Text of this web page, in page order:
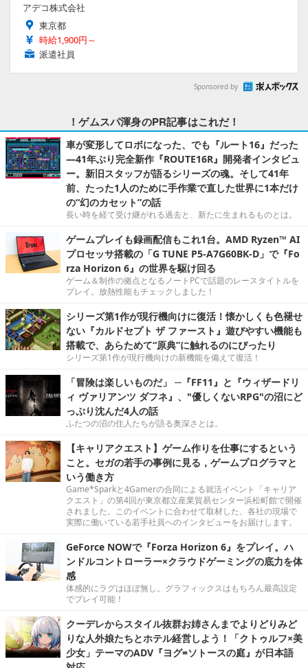
アデコ株式会社
東京都
時給1,900円～
派遣社員
Sponsored by
！ゲムスパ渾身のPR記事はこれだ！
車が変形してロボになった、でも『ルート16』だった
―41年ぶり完全新作『ROUTE16R』開発者インタビュ
ー。新旧スタッフが語るシリーズの魂。そして41年
前、たった1人のために手作業で直した世界に1本だけ
の“幻のカセット”の話
長い時を経て受け継がれる過去と、新たに生まれるものとは。
ゲームプレイも録画配信もこれ1台。AMD Ryzen™ AI
プロセッサ搭載の「G TUNE P5-A7G60BK-D」で『Fo
rza Horizon 6』の世界を駆け回る
ゲーム＆制作の拠点となるノートPCで話題のレースタイトルを
プレイ。放熱性能もチェックしました！
シリーズ第1作が現行機向けに復活！懐かしくも色褪せ
ない『カルドセプト ザ ファースト』遊びやすい機能も
搭載で、あらためて“原典”に触れるのにぴったり
シリーズ第1作が現行機向けの新機能を備えて復活！
「冒険は楽しいものだ」 ─『FF11』と『ウィザードリ
ィ ヴァリアンツ ダフネ』、"優しくないRPG"の沼にど
っぷり沈んだ4人の話
ふたつの沼の住人たちが語る奥深さとは。
【キャリアクエスト】ゲーム作りを仕事にするという
こと。セガの若手の事例に見る，ゲームプログラマと
いう働き方
Game*Sparkと4Gamerの合同による就活イベント「キャリア
クエスト」の第4回が東京都立産業貿易センター浜松町館で開催
されました。このイベントに合わせて取材した、各社の現場で
実際に働いている若手社員へのインタビューをお届けします。
GeForce NOWで『Forza Horizon 6』をプレイ。ハ
ンドルコントローラー×クラウドゲーミングの底力を体
感
体感的にラグはほぼ無し。グラフィックスはもちろん最高設定
でプレイ可能！
クーデレからスタイル抜群お姉さんまでよりどりみど
りな人外娘たちとホテル経営しよう！「クトゥルフ×美
少女」テーマのADV『ヨグ=ソトースの庭』が日本語